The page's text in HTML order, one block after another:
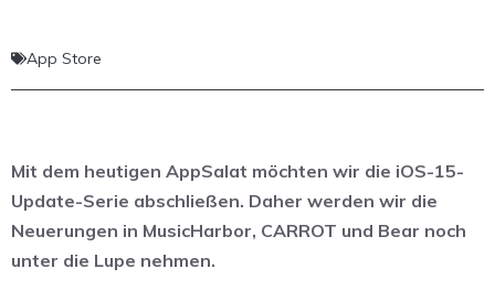
App Store
Mit dem heutigen AppSalat möchten wir die iOS-15-
Update-Serie abschließen. Daher werden wir die
Neuerungen in MusicHarbor, CARROT und Bear noch
unter die Lupe nehmen.